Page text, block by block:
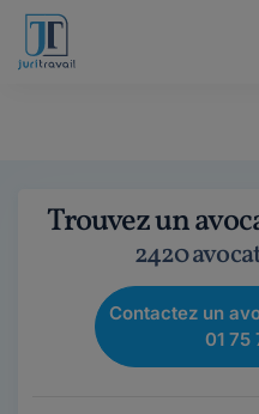
Trouvez un
2420
Contactez un
01 75